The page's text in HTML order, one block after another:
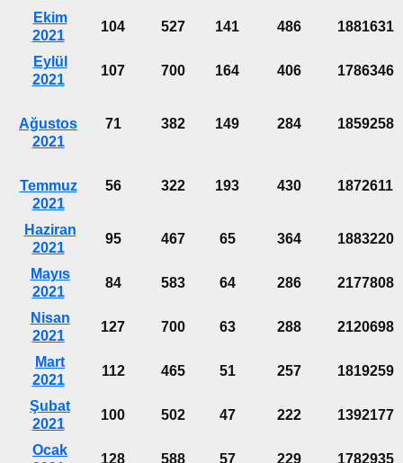
Ekim
2021
104 527 141 486 1881631
Eylül
2021
107 700 164 406 1786346
Ağustos
2021
71 382 149 284 1859258
Temmuz
2021
56 322 193 430 1872611
Haziran
2021
95 467 65 364 1883220
Mayıs
2021
84 583 64 286 2177808
Nisan
2021
127 700 63 288 2120698
Mart
2021
112 465 51 257 1819259
Şubat
2021
100 502 47 222 1392177
Ocak
128 588 57 229 1782935